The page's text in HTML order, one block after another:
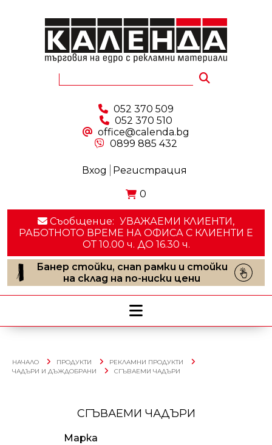
052 370 509
052 370 510
office@calenda.bg
0899 885 432
Вход Регистрация
0
Съобщение: УВАЖАЕМИ КЛИЕНТИ,
РАБОТНОТО ВРЕМЕ НА ОФИСА С КЛИЕНТИ E
ОТ 10.00 ч. ДО 16.30 ч.
Банер стойки, снап рамки и стойки
на склад на по-ниски цени
НАЧАЛО ПРОДУКТИ
РЕКЛАМНИ ПРОДУКТИ
ЧАДЪРИ И ДЪЖДОБРАНИ
СГЪВАЕМИ ЧАДЪРИ
СГЪВАЕМИ ЧАДЪРИ
Марка